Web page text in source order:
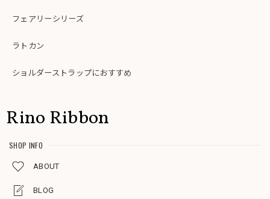
フェアリーシリーズ
ラトカン
ショルダーストラップにおすすめ
Rino Ribbon
SHOP INFO
ABOUT
BLOG